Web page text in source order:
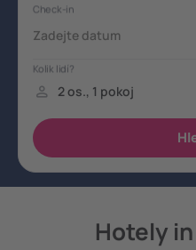
Hotely